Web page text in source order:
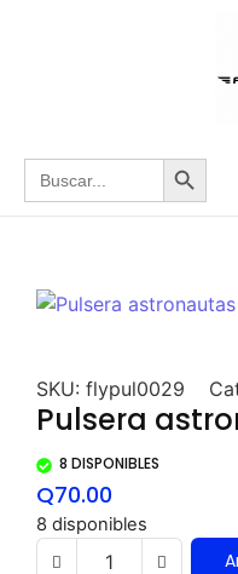
Buscar: Botón
SKU: flypul0029
Pulsera
8 DISPONIBLES
Q70.00
8 disponibles